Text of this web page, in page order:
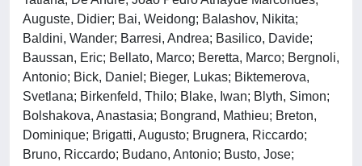
Auguste, Didier; Bai, Weidong; Balashov, Nikita;
Baldini, Wander; Barresi, Andrea; Basilico, Davide;
Baussan, Eric; Bellato, Marco; Beretta, Marco; Bergnoli,
Antonio; Bick, Daniel; Bieger, Lukas; Biktemerova,
Svetlana; Birkenfeld, Thilo; Blake, Iwan; Blyth, Simon;
Bolshakova, Anastasia; Bongrand, Mathieu; Breton,
Dominique; Brigatti, Augusto; Brugnera, Riccardo;
Bruno, Riccardo; Budano, Antonio; Busto, Jose;